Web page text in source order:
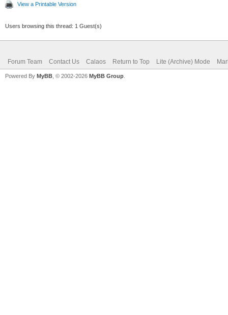
View a Printable Version
Users browsing this thread: 1 Guest(s)
Forum Team Contact Us Calaos Return to Top Lite (Archive) Mode
Powered By MyBB , © 2002-2026 MyBB Group